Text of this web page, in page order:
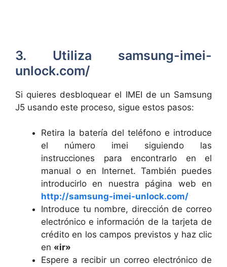
3. Utiliza samsung-imei-
unlock.com/
Si quieres desbloquear el IMEI de un Samsung
J5 usando este proceso, sigue estos pasos:
Retira la batería del teléfono e introduce
el número imei siguiendo las
instrucciones para encontrarlo en el
manual o en Internet. También puedes
introducirlo en nuestra página web en
http://samsung-imei-unlock.com/
Introduce tu nombre, dirección de correo
electrónico e información de la tarjeta de
crédito en los campos previstos y haz clic
en «ir»
Espere a recibir un correo electrónico de